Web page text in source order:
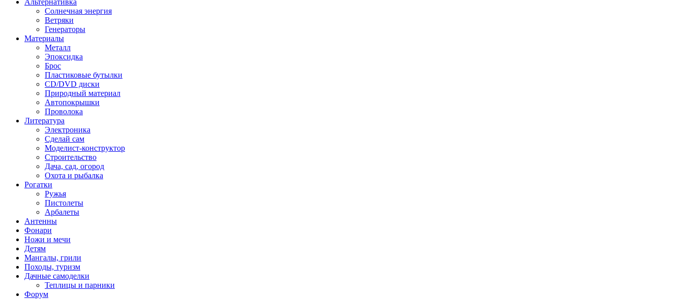
Альтернативка
Солнечная энергия
Ветряки
Генераторы
Материалы
Металл
Эпоксидка
Брос
Пластиковые бутылки
CD/DVD диски
Природный материал
Автопокрышки
Проволока
Литература
Электроника
Сделай сам
Моделист-конструктор
Строительство
Дача, сад, огород
Охота и рыбалка
Рогатки
Ружья
Пистолеты
Арбалеты
Антенны
Фонари
Ножи и мечи
Детям
Мангалы, грили
Походы, туризм
Дачные самоделки
Теплицы и парники
Форум